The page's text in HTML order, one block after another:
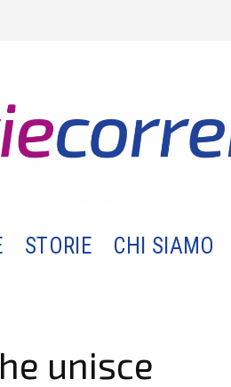
STORIE CHI SIAMO
unisce